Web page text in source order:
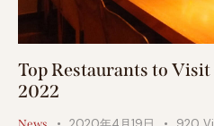
Top Restaurants to
2022